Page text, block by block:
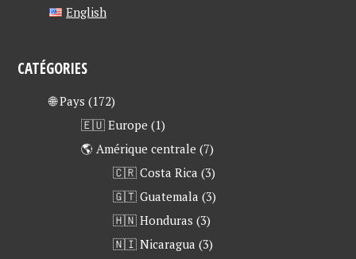
English
CATÉGORIES
🌐 Pays (172)
🇪🇺 Europe (1)
🌎 Amérique centrale (7)
🇨🇷 Costa Rica (3)
🇬🇹 Guatemala (3)
🇭🇳 Honduras (3)
🇳🇮 Nicaragua (3)